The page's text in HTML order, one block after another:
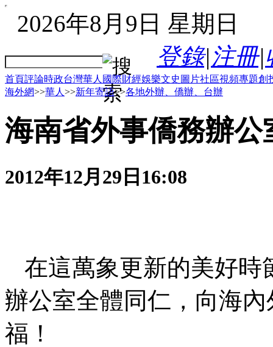
2026年8月9日 星期日
登錄|注冊|
首頁評論時政台灣華人 國際財經娛樂文史 圖片社區視頻專題創
海外網>>華人 >>新年寄語>>各地外辦、僑辦、台辦
海南省外事僑務辦公
2012年12月29日16:08
在這萬象更新的美好時
辦公室全體同仁，向海
福！